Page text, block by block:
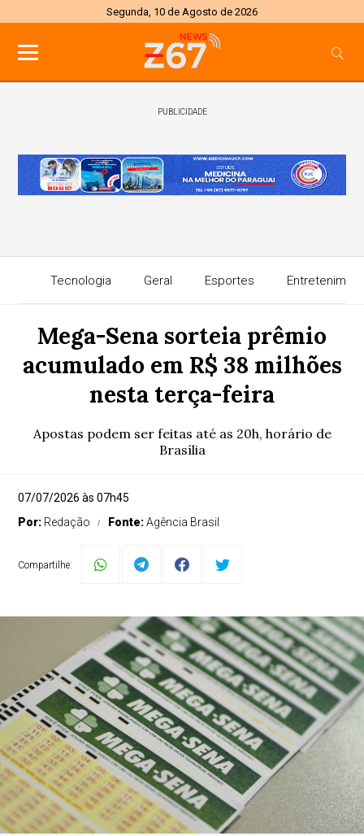
Segunda, 10 de Agosto de 2026
PUBLICIDADE
Tecnologia Geral Esportes
Mega-Sena sorteia prêmio
acumulado em R$ 38 milhões
nesta terça-feira
Apostas podem ser feitas até as 20h, horário de
Brasília
07/07/2026 às 07h45
Por: Redação Fonte:Agência Brasil
Compartilhe: